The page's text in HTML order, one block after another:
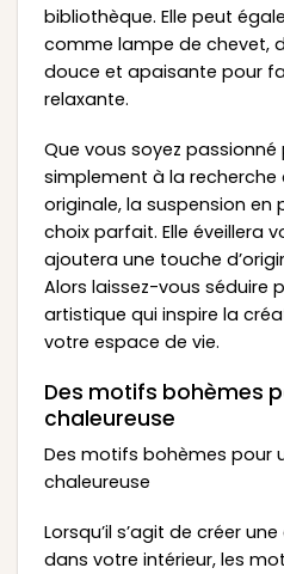
bibliothèque. Elle peut
comme lampe de chevet,
douce et apaisante pour
relaxante.
Que vous soyez passionné
simplement à la recherche
originale, la suspension en
choix parfait. Elle éveillera
ajoutera une touche
Alors laissez-vous séduire
artistique qui inspire la
votre espace de vie.
Des motifs bohèmes
chaleureuse
Des motifs bohèmes pour
chaleureuse
Lorsqu’il s’agit de créer
dans votre intérieur, les